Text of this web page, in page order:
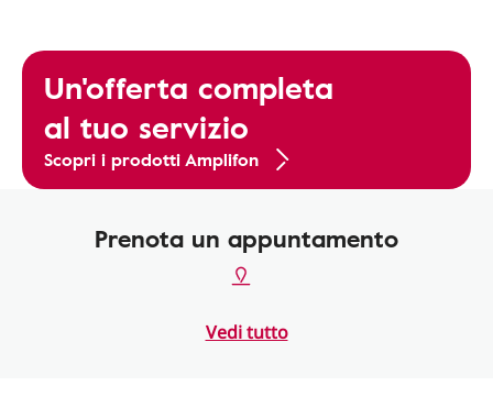
Un'offerta completa
al tuo servizio
Scopri i prodotti Amplifon
Prenota un appuntamento
Vedi tutto